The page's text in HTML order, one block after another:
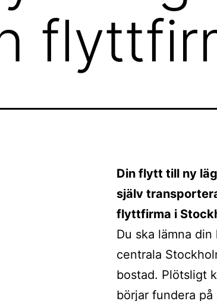
Din flytt till ny
själv
flyttfirma i
Du ska lämna
centrala
bostad. Plötsligt
börjar fundera